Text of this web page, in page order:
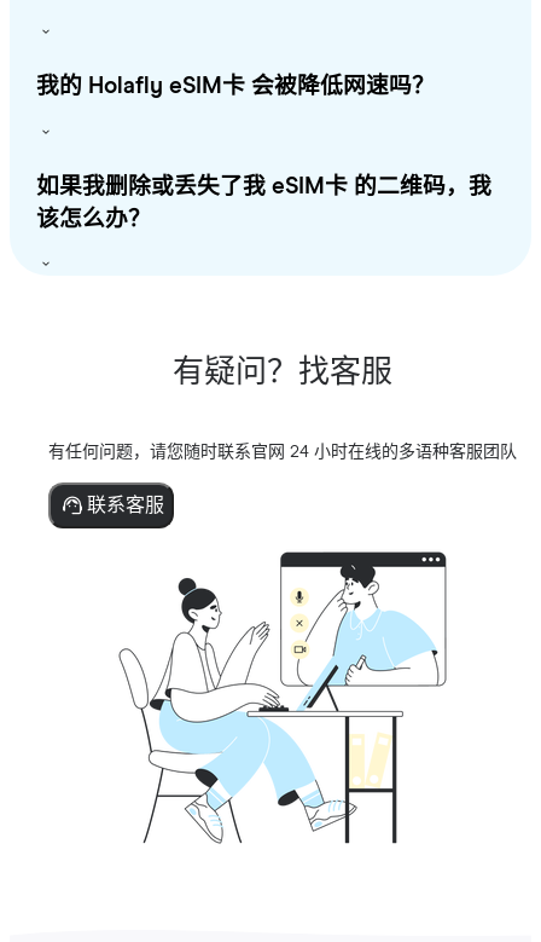
我的 Holafly eSIM卡 会被降低网速吗？
如果我删除或丢失了我 eSIM卡 的二维码，我
该怎么办？
有疑问？找客服
有任何问题，请您随时联系官网 24 小时在线的多语种客服团队
联系客服